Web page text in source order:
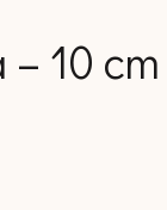
10 cm